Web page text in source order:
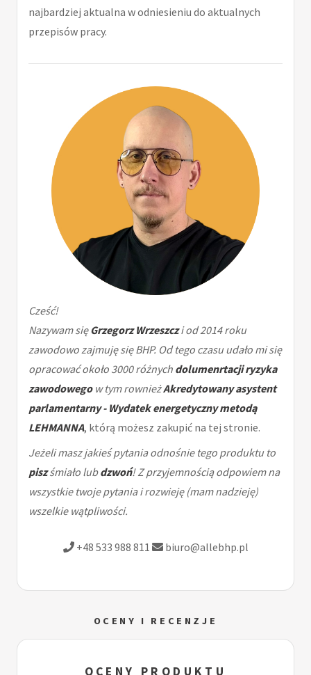
najbardziej aktualna w odniesieniu do aktualnych
przepisów pracy.
Cześć!
Nazywam sięGrzegorz Wrzeszczi od 2014 roku
zawodowo zajmuję się BHP. Od tego czasu udało mi się
opracować około 3000 różnych dolumenrtacji ryzyka
zawodowegow tym rownieżAkredytowany asystent
parlamentarny - Wydatek energetyczny metodą
LEHMANNA, którą możesz zakupić na tej stronie.
Jeżeli masz jakieś pytania odnośnie tego produktu to
piszśmiało lubdzwoń! Z przyjemnością odpowiem na
wszystkie twoje pytania i rozwieję (mam nadzieję)
wszelkie wątpliwości.
+48 533 988 811 biuro@allebhp.pl
OCENY I RECENZJE
OCENY PRODUKTU